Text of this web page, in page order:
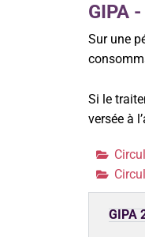
GIPA
Sur une
Si le
versée à
GIPA